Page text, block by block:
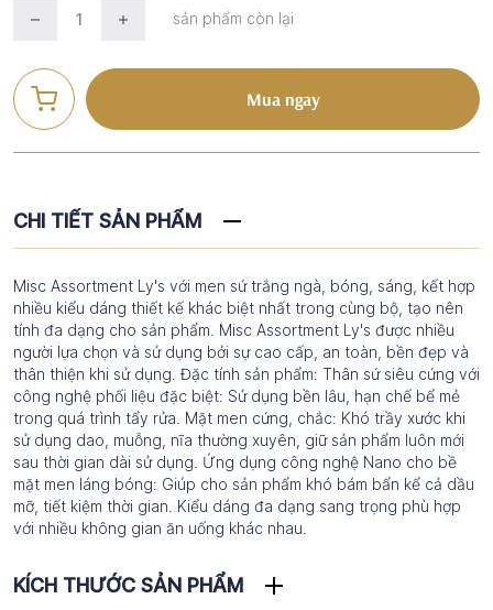
sản phẩm còn lại
Mua ngay
CHI TIẾT SẢN PHẨM
Misc Assortment Ly's với men sứ trắng ngà, bóng, sáng, kết hợp
nhiều kiểu dáng thiết kế khác biệt nhất trong cùng bộ, tạo nên
tính đa dạng cho sản phẩm. Misc Assortment Ly's được nhiều
người lựa chọn và sử dụng bởi sự cao cấp, an toàn, bền đẹp và
thân thiện khi sử dụng. Đặc tính sản phẩm: Thân sứ siêu cứng với
công nghệ phối liệu đặc biệt: Sử dụng bền lâu, hạn chế bể mẻ
trong quá trình tẩy rửa. Mặt men cứng, chắc: Khó trầy xước khi
sử dụng dao, muỗng, nĩa thường xuyên, giữ sản phẩm luôn mới
sau thời gian dài sử dụng. Ứng dụng công nghệ Nano cho bề
mặt men láng bóng: Giúp cho sản phẩm khó bám bẩn kể cả dầu
mỡ, tiết kiệm thời gian. Kiểu dáng đa dạng sang trọng phù hợp
với nhiều không gian ăn uống khác nhau.
KÍCH THƯỚC SẢN PHẨM